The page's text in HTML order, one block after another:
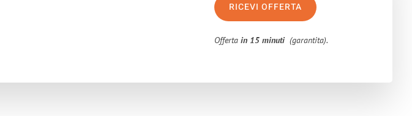
RICEVI OFFERTA
Offertain 15 minuti (garantita).